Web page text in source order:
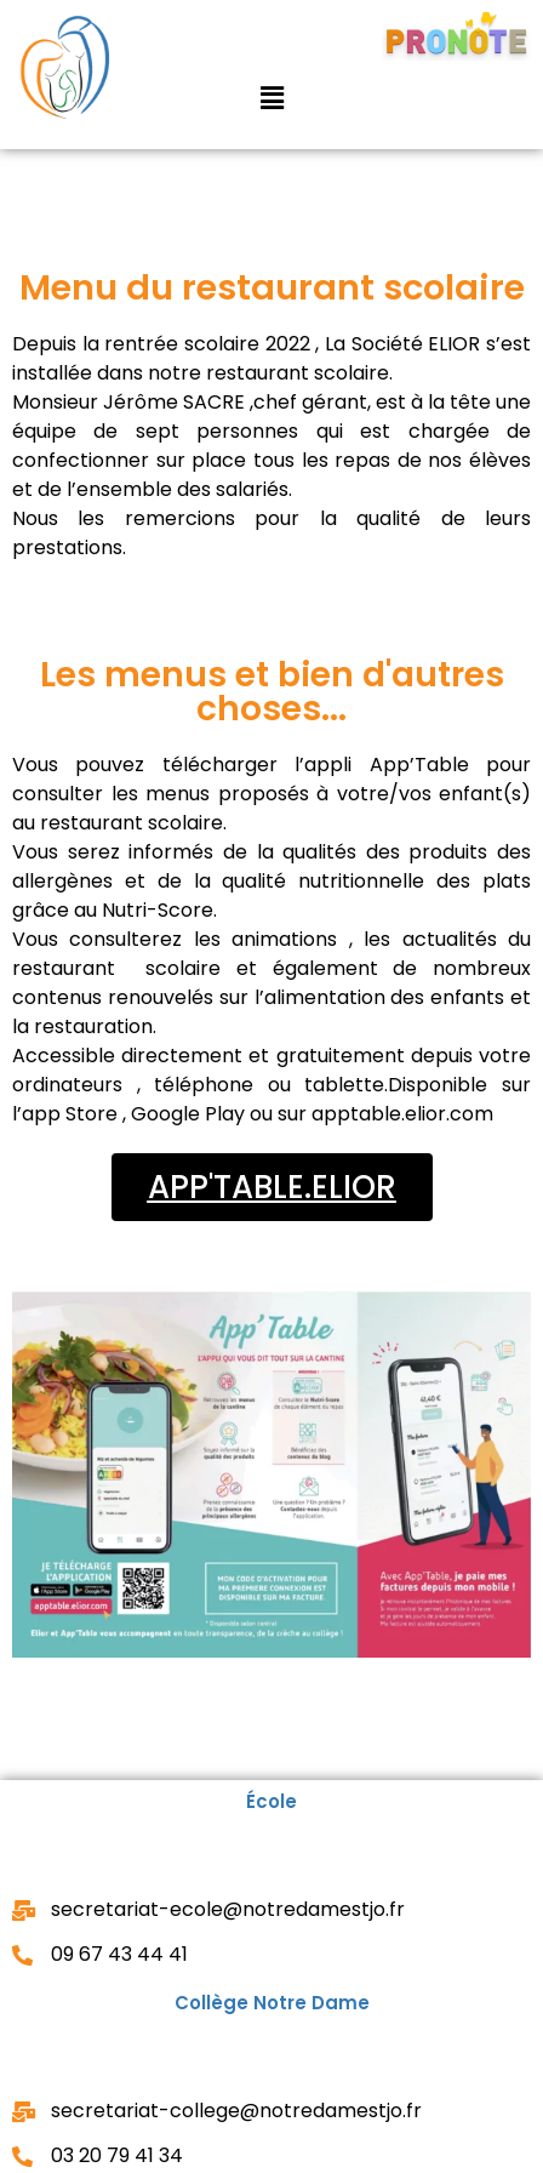
Menu du restaurant scolaire
Depuis la rentrée scolaire 2022 , La Société ELIOR s’est
installée dans notre restaurant scolaire.
Monsieur Jérôme SACRE ,chef gérant, est à la tête une
équipe de sept personnes qui est chargée de
confectionner sur place tous les repas de nos élèves
et de l’ensemble des salariés.
Nous les remercions pour la qualité de leurs
prestations.
Les menus et bien d'autres
choses...
Vous pouvez télécharger l’appli App’Table pour
consulter les menus proposés à votre/vos enfant(s)
au restaurant scolaire.
Vous serez informés de la qualités des produits des
allergènes et de la qualité nutritionnelle des plats
grâce au Nutri-Score.
Vous consulterez les animations , les actualités du
restaurant scolaire et également de nombreux
contenus renouvelés sur l’alimentation des enfants et
la restauration.
Accessible directement et gratuitement depuis votre
ordinateurs , téléphone ou tablette.Disponible sur
l’app Store , Google Play ou sur apptable.elior.com
APP'TABLE.ELIOR
École
secretariat-ecole@notredamestjo.fr
09 67 43 44 41
Collège Notre Dame
secretariat-college@notredamestjo.fr
03 20 79 41 34